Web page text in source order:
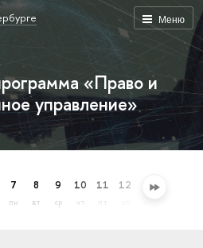
Меню
«Право и
управление»
7
пн
8
вт
9
ср
10
чт
11 12 13